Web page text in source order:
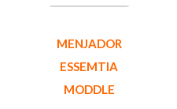
MENJADOR
ESSEMTIA
MODDLE